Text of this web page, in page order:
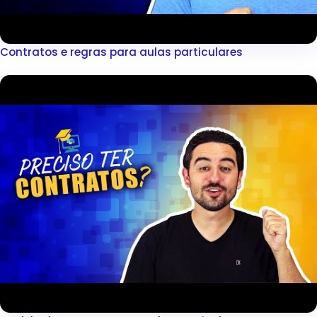
▶
Contratos e regras para aulas particulares